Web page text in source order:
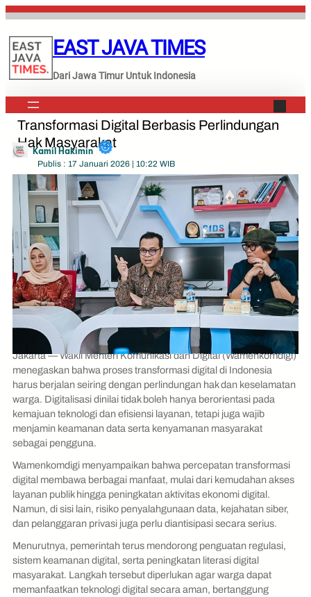
Lewati
konten
EAST JAVA TIMES
Dari Jawa Timur Untuk Indonesia
Transformasi Digital Berbasis Perlindungan
Hak Masyarakat
Kamil Hakimin
Publis : 17 Januari 2026 | 10:22 WIB
Jakarta — Wakil Menteri Komunikasi dan Digital (Wamenkomdigi)
menegaskan bahwa proses transformasi digital di Indonesia
harus berjalan seiring dengan perlindungan hak dan keselamatan
warga. Digitalisasi dinilai tidak boleh hanya berorientasi pada
kemajuan teknologi dan efisiensi layanan, tetapi juga wajib
menjamin keamanan data serta kenyamanan masyarakat
sebagai pengguna.
Wamenkomdigi menyampaikan bahwa percepatan transformasi
digital membawa berbagai manfaat, mulai dari kemudahan akses
layanan publik hingga peningkatan aktivitas ekonomi digital.
Namun, di sisi lain, risiko penyalahgunaan data, kejahatan siber,
dan pelanggaran privasi juga perlu diantisipasi secara serius.
Menurutnya, pemerintah terus mendorong penguatan regulasi,
sistem keamanan digital, serta peningkatan literasi digital
masyarakat. Langkah tersebut diperlukan agar warga dapat
memanfaatkan teknologi digital secara aman, bertanggung